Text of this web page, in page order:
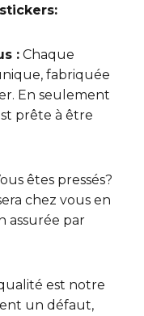
: Chaque
fabriquée
En seulement
prête à être
êtes pressés?
chez vous en
assurée par
est notre
un défaut,